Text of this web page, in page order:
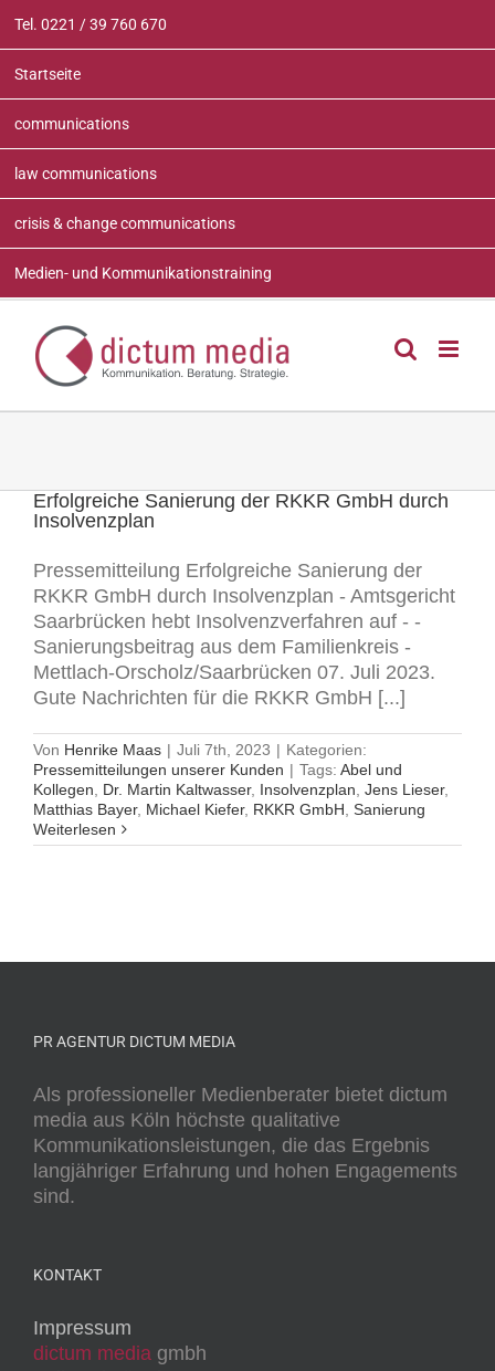
Inhalt
springen
Tel. 0221 / 39 760 670
Startseite
communications
law communications
crisis & change communications
Medien- und Kommunikationstraining
Erfolgreiche Sanierung der RKKR GmbH durch
Insolvenzplan
Pressemitteilung Erfolgreiche Sanierung der
RKKR GmbH durch Insolvenzplan - Amtsgericht
Saarbrücken hebt Insolvenzverfahren auf - -
Sanierungsbeitrag aus dem Familienkreis -
Mettlach-Orscholz/Saarbrücken 07. Juli 2023.
Gute Nachrichten für die RKKR GmbH [...]
Von Henrike Maas | Juli 7th, 2023 | Kategorien:
Pressemitteilungen unserer Kunden | Tags: Abel und
Kollegen
Dr. Martin Kaltwasser, Insolvenzplan Jens Lieser,
Matthias Bayer, Michael Kiefer, RKKR GmbH Sanierung
Weiterlesen
PR AGENTUR DICTUM MEDIA
Als professioneller Medienberater bietet dictum
media aus Köln höchste qualitative
Kommunikationsleistungen, die das Ergebnis
langjähriger Erfahrung und hohen Engagements
sind.
KONTAKT
Impressum
dictum media gmbh